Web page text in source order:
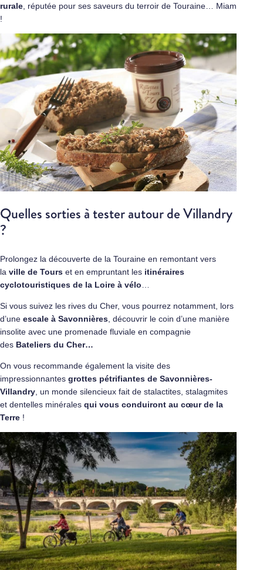
rurale , réputée pour ses saveurs du terroir de Touraine… Miam
!
Quelles sorties à tester autour de Villandry
?
Prolongez la découverte de la Touraine en remontant vers
la ville de Tours et en empruntant les itinéraires
cyclotouristiques de la Loire à vélo
Si vous suivez les rives du Cher, vous pourrez notamment, lors
d’une escale à Savonnières , découvrir le coin d’une manière
insolite avec une promenade fluviale en compagnie
des Bateliers du Cher…
On vous recommande également la visite des
impressionnantes grottes pétrifiantes de Savonnières-
Villandry , un monde silencieux fait de stalactites, stalagmites
et dentelles minérales qui vous conduiront au cœur de la
Terre !